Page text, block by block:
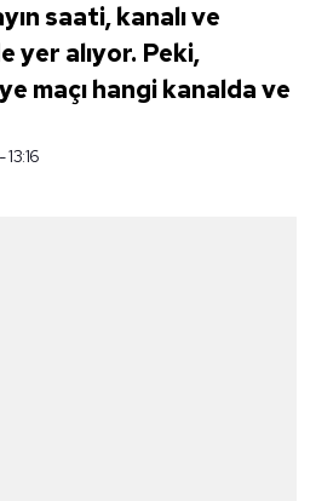
saati, kanalı ve
yer alıyor. Peki,
maçı hangi kanalda ve